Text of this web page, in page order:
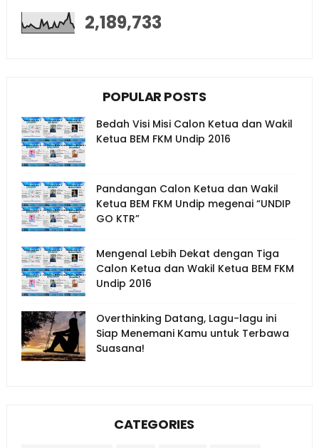
2,189,733
POPULAR POSTS
Bedah Visi Misi Calon Ketua dan Wakil
Ketua BEM FKM Undip 2016
Pandangan Calon Ketua dan Wakil
Ketua BEM FKM Undip megenai “UNDIP
GO KTR”
Mengenal Lebih Dekat dengan Tiga
Calon Ketua dan Wakil Ketua BEM FKM
Undip 2016
Overthinking Datang, Lagu-lagu ini
Siap Menemani Kamu untuk Terbawa
Suasana!
CATEGORIES